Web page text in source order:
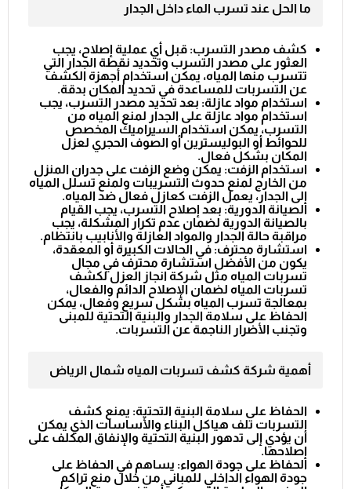
ما الحل عند تسرب الماء داخل الجدار
كشف مصدر التسرب: قبل أي عملية إصلاح، يجب
العثور على مصدر التسرب وتحديد نقطة الجدار التي
تتسرب منها المياه، يمكن استخدام أجهزة الكشف
عن التسربات للمساعدة في تحديد المكان بدقة.
استخدام مواد عازلة: بعد تحديد مصدر التسرب، يجب
استخدام مواد عازلة على الجدار لمنع المياه من
التسرب، يمكن استخدام السيراميك المخصص
للحوائط أو البوليسترين أو الصوف الحجري لعزل
المكان بشكل فعال.
استخدام الزفت: يمكن وضع الزفت على جدران المنزل
من الخارج لمنع حدوث التسريبات ولمنع تسلل المياه
إلى الجدار، يعمل الزفت كعازل فعال ضد المياه.
الصيانة الدورية: بعد إصلاح التسرب، يجب القيام
بالصيانة الدورية لضمان عدم تكرار المشكلة، يجب
مراقبة حالة الجدار والمواد العازلة والأنابيب بانتظام.
استشارة محترف: في الحالات الكبيرة أو المعقدة،
يكون من الأفضل استشارة محترف في مجال
تسربات المياه مثل شركة انجاز العزل لكشف
تسربات المياه لضمان الإصلاح الدائم والفعال،
بمعالجة تسرب المياه بشكل سريع وفعال، يمكن
الحفاظ على سلامة الجدار والبنية التحتية للمبنى
وتجنب الأضرار الناجمة عن التسربات.
أهمية شركة كشف تسربات المياه شمال الرياض
الحفاظ على سلامة البنية التحتية: يمنع كشف
التسربات تلف هياكل البناء والأساسات الذي يمكن
أن يؤدي إلى تدهور البنية التحتية والإنفاق المكلف على
إصلاحها.
الحفاظ على جودة الهواء: يساهم في الحفاظ على
جودة الهواء الداخلي للمباني من خلال منع تراكم